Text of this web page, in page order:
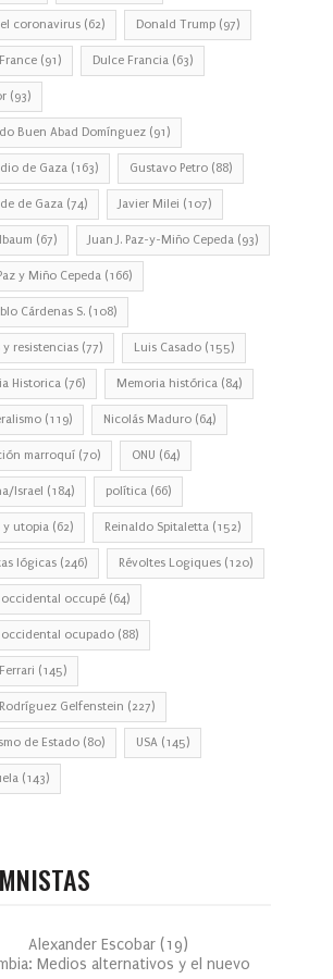
coronavirus (62) Donald Trump (97)
(91) Dulce Francia (63)
(93)
Buen Abad Domínguez (91)
de Gaza (163) Gustavo Petro (88)
de Gaza (74) Javier Milei (107)
(67) Juan J. Paz-y-Miño Cepeda (93)
y Miño Cepeda (166)
Cárdenas S. (108)
y resistencias (77) Luis Casado (155)
Historica (76) Memoria histórica (84)
(119) Nicolás Maduro (64)
marroquí (70) ONU (64)
Israel (184) política (66)
y utopia (62) Reinaldo Spitaletta (152)
lógicas (246) Révoltes Logiques (120)
occidental occupé (64)
occidental ocupado (88)
(145)
Gelfenstein (227)
de Estado (80) USA (145)
(143)
Alexander Escobar (19)
Medios alternativos y el nuevo